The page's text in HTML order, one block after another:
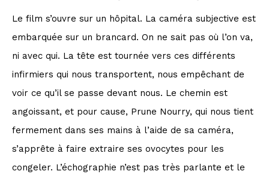
Le film s’ouvre sur un hôpital. La caméra subjective est
embarquée sur un brancard. On ne sait pas où l’on va,
ni avec qui. La tête est tournée vers ces différents
infirmiers qui nous transportent, nous empêchant de
voir ce qu’il se passe devant nous. Le chemin est
angoissant, et pour cause, Prune Nourry, qui nous tient
fermement dans ses mains à l’aide de sa caméra,
s’apprête à faire extraire ses ovocytes pour les
congeler. L’échographie n’est pas très parlante et le